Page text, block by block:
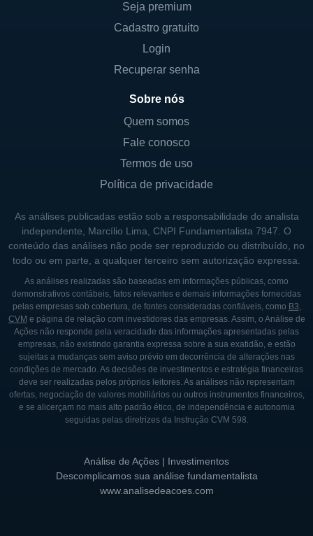
Seja premium
Cadastro gratuito
Login
Recuperar senha
Sobre nós
Quem somos
Fale conosco
Termos de uso
Política de privacidade
As análises publicadas estão sob a responsabilidade do analista
independente, Marcílio Lima, CNPI Fundamentalista 7947. O
conteúdo das análises não pode ser reproduzido ou distribuído, no
todo ou em parte, a qualquer terceiro sem autorização expressa.
As análises realizadas são baseadas em informações públicas, como
demonstrativos contábeis, fatos relevantes e demais informações fornecidas
pelas empresas sob cobertura, de fontes consideradas confiáveis, como B3,
CVM e página de relação com investidores das empresas. Assim, o Análise de
Ações não responde pela veracidade das informações apresentadas pelas
empresas, não existindo garantia expressa sobre a sua exatidão, e estão
sujeitas a mudanças sem aviso prévio em decorrência de alterações nas
condições de mercado. As decisões de investimentos e estratégia financeiras
deve ser realizadas pelos próprios leitores. As análises não representam
ofertas, negociação de valores mobiliários ou outros instrumentos financeiros,
e se alicerçam no mais alto padrão ético, de independência e autonomia
seguidas pelas diretrizes da Instrução CVM 598.
Análise de Ações | Investimentos
Descomplicamos sua análise fundamentalista
www.analisedeacoes.com